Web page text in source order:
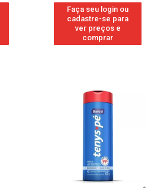
Faça seu login ou
cadastre-se para
ver preços e
comprar